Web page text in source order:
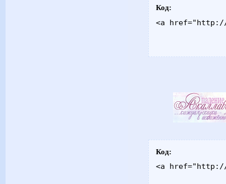
Код:
<a href="http://
Код:
<a href="http://